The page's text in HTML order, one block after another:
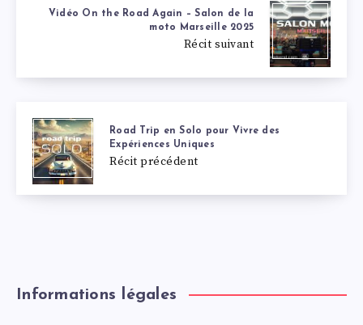
Vidéo On the Road Again – Salon de la
moto Marseille 2025
Récit suivant
Road Trip en Solo pour Vivre des
Expériences Uniques
Récit précédent
Informations légales